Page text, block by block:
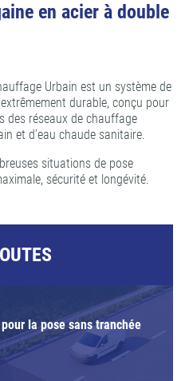
en acier à double
Urbain est un système de
durable, conçu pour
des réseaux de chauffage
et d’eau chaude sanitaire.
situations de pose
sécurité et longévité.
pour la pose sans tranchée